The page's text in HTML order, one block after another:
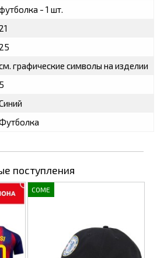
- 1 шт.
21
25
графические символы на изделии
5
поступления
COME